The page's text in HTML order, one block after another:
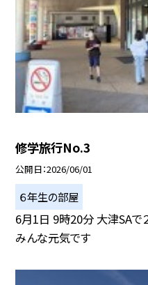
修学旅行No.3
公開日 2026/06/01
６年生の部屋
6月1日 9時20分 大津SAで
みんな元気です